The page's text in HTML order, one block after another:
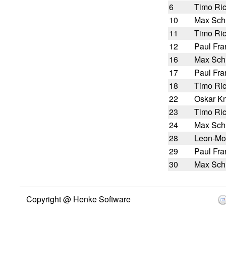
6
Timo
10
Max
11
Timo
12
Paul
16
Max
17
Paul
18
Timo
22
Oskar
23
Timo
24
Max
28
Leon-
29
Paul
30
Max
Copyright @ Henke Software